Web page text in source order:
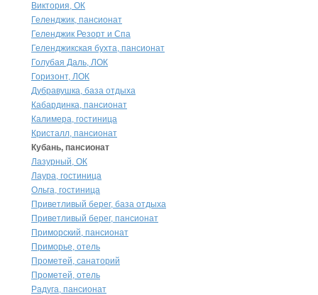
Виктория, ОК
Геленджик, пансионат
Геленджик Резорт и Спа
Геленджикская бухта, пансионат
Голубая Даль, ЛОК
Горизонт, ЛОК
Дубравушка, база отдыха
Кабардинка, пансионат
Калимера, гостиница
Кристалл, пансионат
Кубань, пансионат
Лазурный, ОК
Лаура, гостиница
Ольга, гостиница
Приветливый берег, база отдыха
Приветливый берег, пансионат
Приморский, пансионат
Приморье, отель
Прометей, санаторий
Прометей, отель
Радуга, пансионат